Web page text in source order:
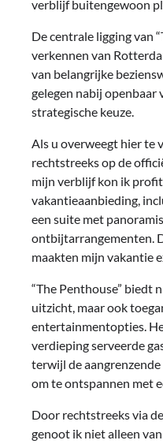
verblijf buitengewoon
De centrale ligging van
verkennen van
van belangrijke
gelegen nabij openbaar
strategische keuze.
Als u overweegt hier te
rechtstreeks op de
mijn verblijf kon ik
vakantieaanbieding,
een suite met
ontbijtarrangementen.
maakten mijn vakantie
“The Penthouse” biedt
uitzicht, maar ook
entertainmentopties.
verdieping serveerde
terwijl de
om te ontspannen met
Door rechtstreeks via
genoot ik niet alleen